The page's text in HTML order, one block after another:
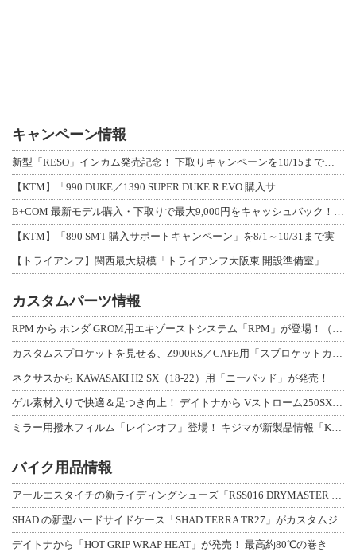
キャンペーン情報
【KTM】「990 DUKE／1390 SUPER DUKE R EVO 購入サ
【KTM】「890 SMT 購入サポートキャンペーン」を8/1～10/31まで実
カスタムパーツ情報
ネクサスから KAWASAKI H2 SX（18-22）用「ニーパッド」が発売！
バイク用品情報
SHAD の新型ハードサイドケース「SHAD TERRA TR27」がカスタムジ
デイトナから「HOT GRIP WRAP HEAT」が発売！ 最高約80℃の巻き